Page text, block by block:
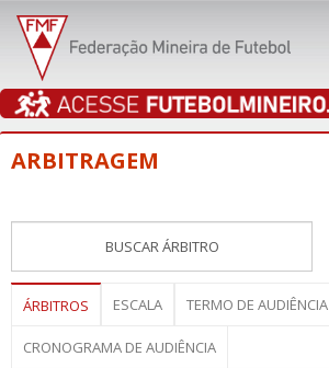
ARBITRAGEM
ÁRBITROS ESCALA TERMO DE AUDIÊNCIA
CRONOGRAMA DE AUDIÊNCIA